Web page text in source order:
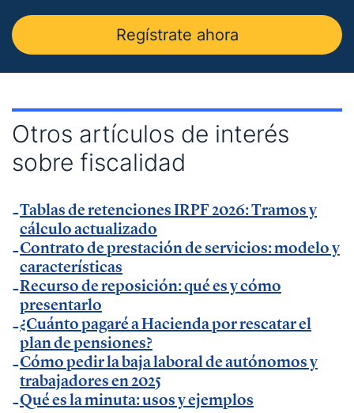
— Entrevista en
— Entrevista en Ideas para tu empresa de
Vodafone.
Método Gallardo.
— Entrevista enKFund .
— Entrevista en GestionaRadio.
Marcos De La Cueva en eventos
— Participación como ponente en Accountex
España 2023.
Temáticas de especialización
Regístrate ahora
Otros artículos de interés
sobre fiscalidad
Tablas de retenciones IRPF 2026: Tramos y
cálculo actualizado
Contrato de prestación de servicios: modelo y
características
Recurso de reposición: qué es y cómo
presentarlo
¿Cuánto pagaré a Hacienda por rescatar el
plan de pensiones?
Cómo pedir la baja laboral de autónomos y
trabajadores en 2025
Qué es la minuta: usos y ejemplos